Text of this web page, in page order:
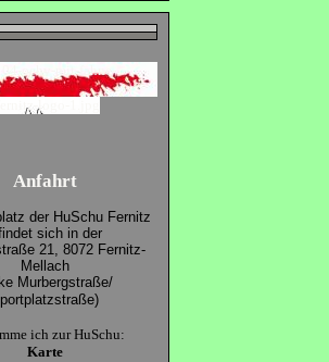
Anfahrt
der HuSchu Fernitz
sich in der
21, 8072 Fernitz-
Mellach
Murbergstraße/
ich zur HuSchu:
Karte